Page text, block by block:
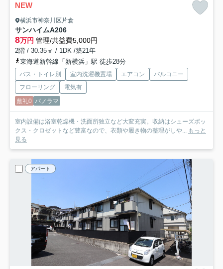
NEW
横浜市神奈川区片倉
サンハイムA206
8万円 管理/共益費5,000円
2階 / 30.35㎡ / 1DK /築21年
東海道新幹線「新横浜」駅 徒歩28分
バス・トイレ別 室内洗濯機置場 エアコン
バルコニー
フローリング
電気有
敷礼0 パノラマ
室内設備は浴室乾燥機・洗面所独立など大変充実。収納はシューズボッ
クス・クロゼットなど豊富なので、衣類や履き物の整理がしや... もっと
見る
アパート